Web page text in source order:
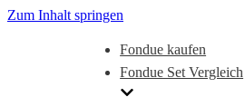
Zum Inhalt springen
Fondue kaufen
Fondue Set Vergleich